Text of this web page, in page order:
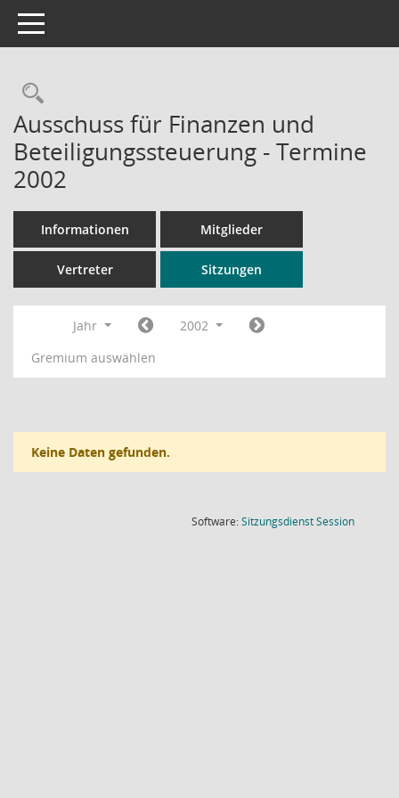
Toggle navigation
Rechercheauswahl
Ausschuss für Finanzen und
Beteiligungssteuerung - Termine
2002
Informationen Mitglieder
Vertreter Sitzungen
Jahr
2002
Gremium auswählen
Keine Daten gefunden.
Software:SitzungsdienstSession(Wird in